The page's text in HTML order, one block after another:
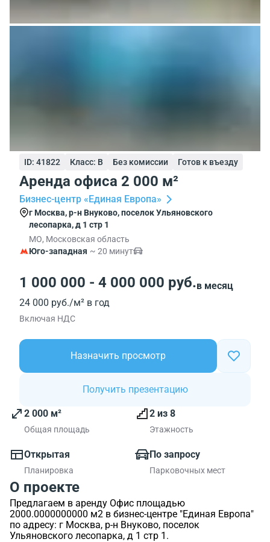
ID: 41822 Класс: B Без комиссии Готов к въезду
Аренда офиса 2 000 м²
Бизнес-центр «Единая Европа»
г Москва, р-н Внуково, поселок Ульяновского
лесопарка, д 1 стр 1
МО, Московская область
Юго-западная ~ 20 минут
1 000 000 - 4 000 000 руб.в месяц
24 000 руб./м² в год
Включая НДС
Назначить просмотр
Получить презентацию
2 000 м²
Общая площадь
2 из 8
Этажность
Открытая
Планировка
По запросу
Парковочных мест
О проекте
Предлагаем в аренду Офис площадью
2000.0000000000 м2 в бизнес-центре "Единая Европа"
по адресу: г Москва, р-н Внуково, поселок
Ульяновского лесопарка, д 1 стр 1.